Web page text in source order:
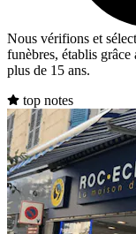
Nous vérifions et
funèbres, établis
plus de 15 ans.
top notes